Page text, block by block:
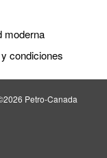
moderna
condiciones
Petro‐Canada